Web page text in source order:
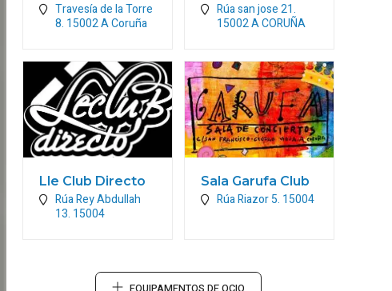
Travesía de la Torre
8. 15002A Coruña
Rúa san jose 21.
15002A CORUÑA
Lle Club Directo
Rúa Rey Abdullah
13. 15004
Sala Garufa Club
Rúa Riazor 5. 15004